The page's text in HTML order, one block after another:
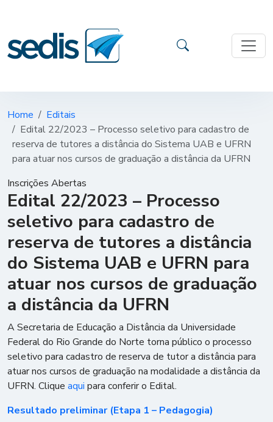
Home
Editais
Edital 22/2023 – Processo seletivo para cadastro de
reserva de tutores a distância do Sistema UAB e UFRN
para atuar nos cursos de graduação a distância da UFRN
Inscrições Abertas
Edital 22/2023 – Processo
seletivo para cadastro de
reserva de tutores a distância
do Sistema UAB e UFRN para
atuar nos cursos de graduação
a distância da UFRN
A Secretaria de Educação a Distância da Universidade
Federal do Rio Grande do Norte torna público o processo
seletivo para cadastro de reserva de tutor a distância para
atuar nos cursos de graduação na modalidade a distância da
UFRN. Clique aqui para conferir o Edital.
Resultado preliminar (Etapa 1 – Pedagogia)